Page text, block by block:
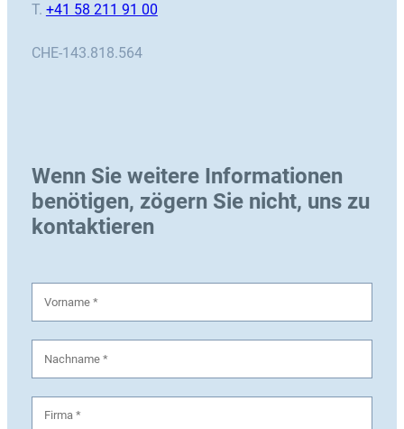
T. +41 58 211 91 00
CHE-143.818.564
Wenn Sie weitere Informationen
benötigen, zögern Sie nicht, uns zu
kontaktieren